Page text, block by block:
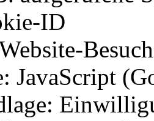
ID
JavaScript